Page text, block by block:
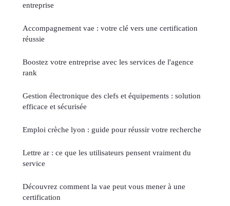
entreprise
Accompagnement vae : votre clé vers une certification
réussie
Boostez votre entreprise avec les services de l'agence
rank
Gestion électronique des clefs et équipements : solution
efficace et sécurisée
Emploi crèche lyon : guide pour réussir votre recherche
Lettre ar : ce que les utilisateurs pensent vraiment du
service
Découvrez comment la vae peut vous mener à une
certification